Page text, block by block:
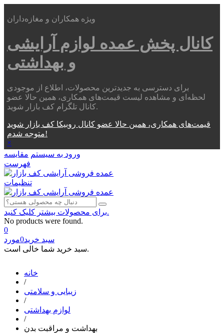
ویژه همکاران و مغازه‌داران
کانال پخش عمده لوازم آرایشی
و بهداشتی
برای دسترسی به جدیدترین محصولات، اطلاع از موجودی
لحظه‌ای و مشاهده لیست قیمت‌های همکاری، همین حالا عضو
کانال تلگرام کف بازار شوید.
قیمت‌های همکاری، همین حالا عضو کانال روبیکا کف بازار شوید
متوجه شدم!
×
ورود به سیستم مقایسه
فهرست
تنظیمات
برای محصولات بیشتر کلیک کنید.
No products were found.
0
سبد خرید0مورد
سبد خرید شما خالی است.
خانه
/
زیبایی و سلامتی
/
لوازم بهداشتی
/
بهداشت و مراقبت بدن